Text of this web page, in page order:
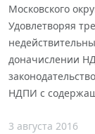
Московского
Удовлетворяя
доначислении
НДПИ с
3 августа 2016